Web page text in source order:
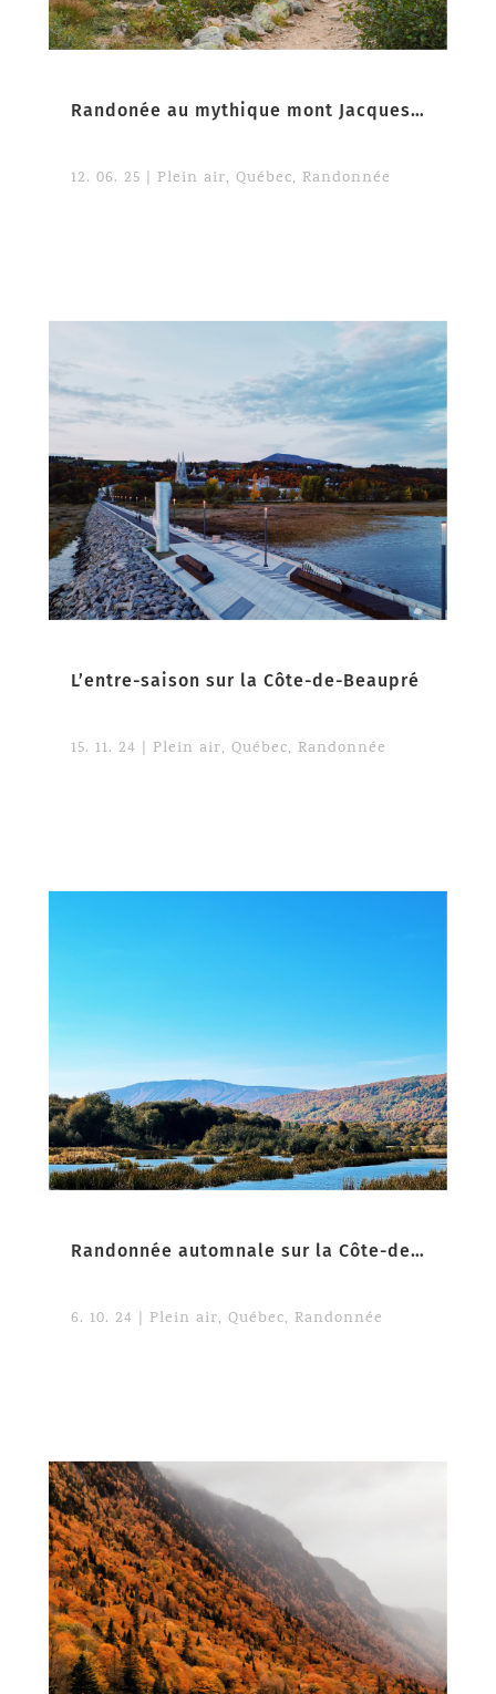
Randonée au mythique mont Jacques-Cartier
12. 06. 25 | Plein air, Québec, Randonnée
L’entre-saison sur la Côte-de-Beaupré
15. 11. 24 | Plein air, Québec, Randonnée
Randonnée automnale sur la Côte-de-Beaupré
6. 10. 24 Plein air, Québec, Randonnée